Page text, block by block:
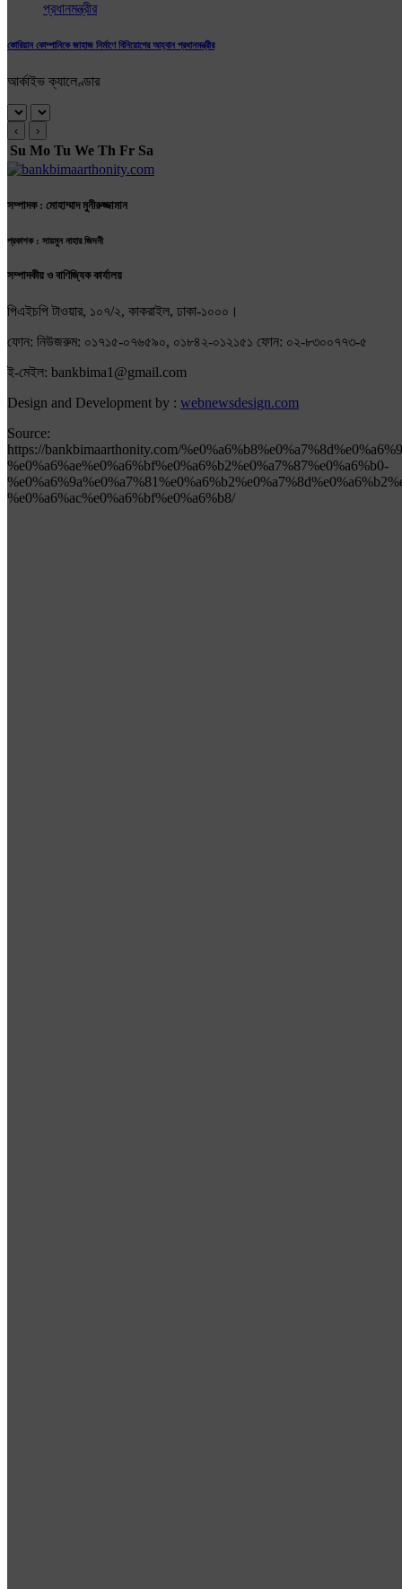
কোরিয়ান কোম্পানিকে জাহাজ নির্মাণে বিনিয়োগের আহ্বান প্রধানমন্ত্রীর
আর্কাইভ ক্যালেণ্ডার
‹ ›
Su Mo Tu We Th Fr Sa
সম্পাদক : মোহাম্মাদ মুনীরুজ্জামান
প্রকাশক : সায়মুন নাহার জিদনী
সম্পাদকীয় ও বাণিজ্যিক কার্যালয়
পিএইচপি টাওয়ার, ১০৭/২, কাকরাইল, ঢাকা-১০০০।
ফোন: নিউজরুম: ০১৭১৫-০৭৬৫৯০, ০১৮৪২-০১২১৫১ ফোন: ০২-৮৩০০৭৭৩-৫
ই-মেইল: bankbima1@gmail.com
Design and Development by : webnewsdesign.com
Source:
https://bankbimaarthonity.com/
%e0%a6%ae%e0%a6%bf%e0%a6%b2%e0%a7%87%e0%a6%b0-
%e0%a6%ac%e0%a6%bf%e0%a6%b8/